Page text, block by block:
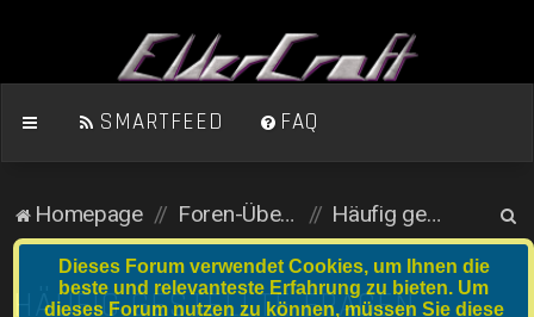
SMARTFEED FAQ
Homepage Foren-Übersicht Häufig gestellte Fragen
u
HÄUFIG GESTELLTE FRAGEN
Dieses Forum verwendet Cookies, um Ihnen die
beste und relevanteste Erfahrung zu bieten. Um
dieses Forum nutzen zu können, müssen Sie diese